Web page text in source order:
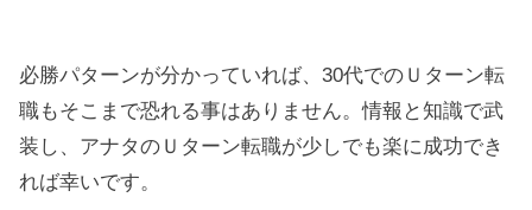
必勝パターンが分かっていれば、30代でのＵターン転
職もそこまで恐れる事はありません。情報と知識で武
装し、アナタのＵターン転職が少しでも楽に成功でき
れば幸いです。